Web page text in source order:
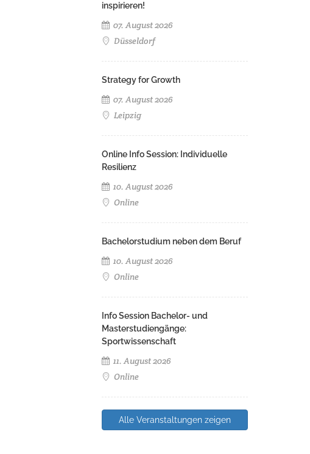
inspirieren!
07. August 2026
Düsseldorf
Strategy for Growth
07. August 2026
Leipzig
Online Info Session: Individuelle
Resilienz
10. August 2026
Online
Bachelorstudium neben dem Beruf
10. August 2026
Online
Info Session Bachelor- und
Masterstudiengänge:
Sportwissenschaft
11. August 2026
Online
Alle Veranstaltungen zeigen